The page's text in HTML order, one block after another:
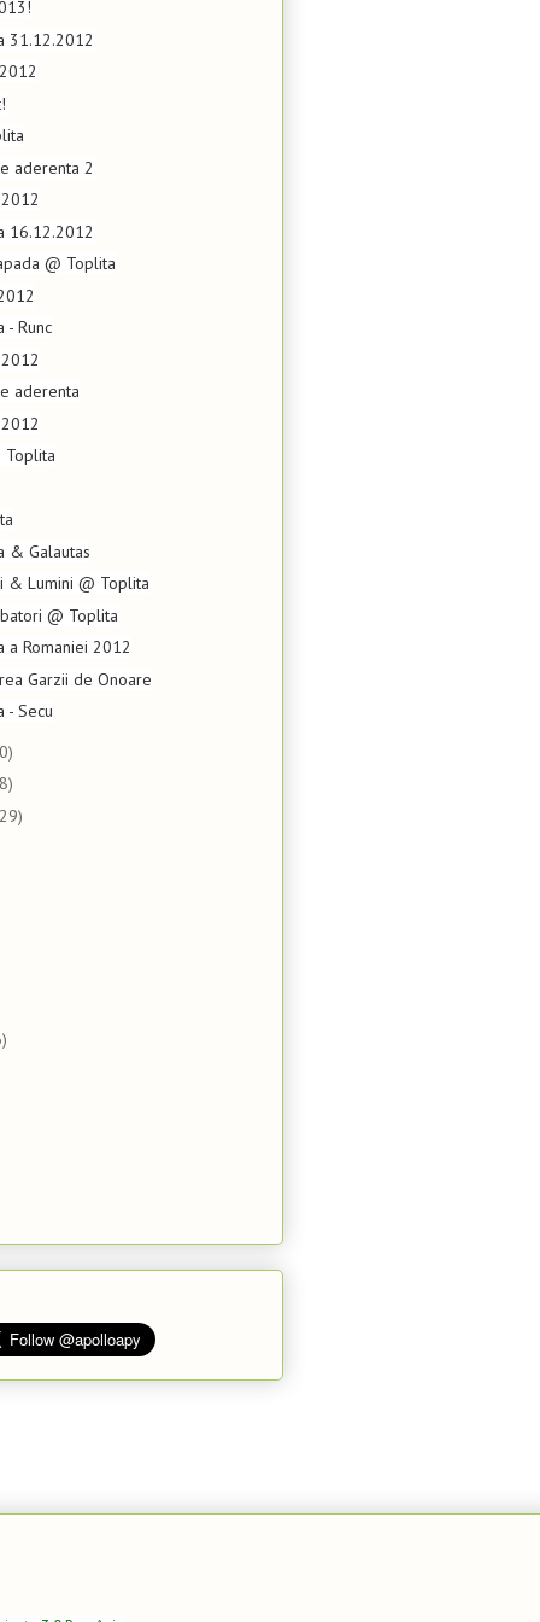
31.12.2012
aderenta 2
16.12.2012
@ Toplita
- Runc
aderenta
Toplita
& Galautas
& Lumini @ Toplita
@ Toplita
a Romaniei 2012
Garzii de Onoare
- Secu